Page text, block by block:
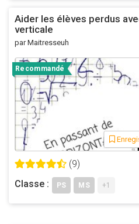
Aider les élèves perdus
verticale
par Maitresseuh
Recommandé
(9)
Classe :
PS MS +1